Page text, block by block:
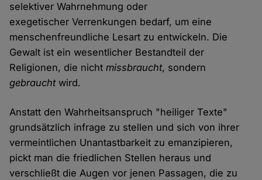
selektiver Wahrnehmung oder
exegetischer Verrenkungen bedarf, um eine
menschenfreundliche Lesart zu entwickeln. Die
Gewalt ist ein wesentlicher Bestandteil der
Religionen, die nichtmissbraucht, sondern
gebrauchtwird.
Anstatt den Wahrheitsanspruch "heiliger Texte"
grundsätzlich infrage zu stellen und sich von ihrer
vermeintlichen Unantastbarkeit zu emanzipieren,
pickt man die friedlichen Stellen heraus und
verschließt die Augen vor jenen Passagen, die zu